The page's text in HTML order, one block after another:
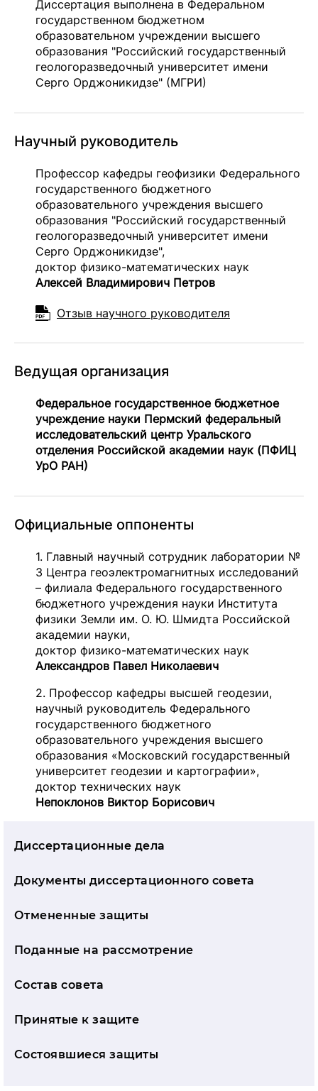
Диссертация выполнена в Федеральном
государственном бюджетном
образовательном учреждении высшего
образования "Российский государственный
геологоразведочный университет имени
Серго Орджоникидзе" (МГРИ)
Научный руководитель
Профессор кафедры геофизики Федерального
государственного бюджетного
образовательного учреждения высшего
образования "Российский государственный
геологоразведочный университет имени
Серго Орджоникидзе",
доктор физико-математических наук
Алексей Владимирович Петров
Отзыв научного руководителя
Ведущая организация
Федеральное государственное бюджетное
учреждение науки Пермский федеральный
исследовательский центр Уральского
отделения Российской академии наук (ПФИЦ
УрО РАН)
Официальные оппоненты
1. Главный научный сотрудник лаборатории №
3 Центра геоэлектромагнитных исследований
– филиала Федерального государственного
бюджетного учреждения науки Института
физики Земли им. О. Ю. Шмидта Российской
академии науки,
доктор физико-математических наук
Александров Павел Николаевич
2. Профессор кафедры высшей геодезии,
научный руководитель Федерального
государственного бюджетного
образовательного учреждения высшего
образования «Московский государственный
университет геодезии и картографии»,
доктор технических наук
Непоклонов Виктор Борисович
Диссертационные дела
Документы дис­серта­ци­он­но­го совета
Отмененные защиты
Поданные на рассмотрение
Состав совета
Принятые к защите
Состоявшиеся защиты